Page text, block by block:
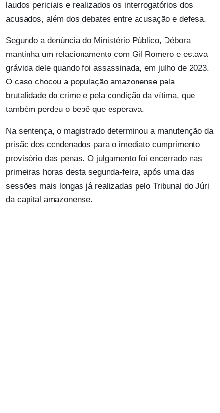
laudos periciais e realizados os interrogatórios dos
acusados, além dos debates entre acusação e defesa.
Segundo a denúncia do Ministério Público, Débora
mantinha um relacionamento com Gil Romero e estava
grávida dele quando foi assassinada, em julho de 2023.
O caso chocou a população amazonense pela
brutalidade do crime e pela condição da vítima, que
também perdeu o bebê que esperava.
Na sentença, o magistrado determinou a manutenção da
prisão dos condenados para o imediato cumprimento
provisório das penas. O julgamento foi encerrado nas
primeiras horas desta segunda-feira, após uma das
sessões mais longas já realizadas pelo Tribunal do Júri
da capital amazonense.